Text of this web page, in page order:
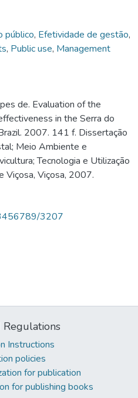
público, Efetividade de gestão,
, Public use, Management
de. Evaluation of the
in the Serra do
2007. 141 f. Dissertação
Meio Ambiente e
Tecnologia e Utilização
Viçosa, Viçosa, 2007.
3207
Regulations
Instructions
policies
for publication
for publishing books